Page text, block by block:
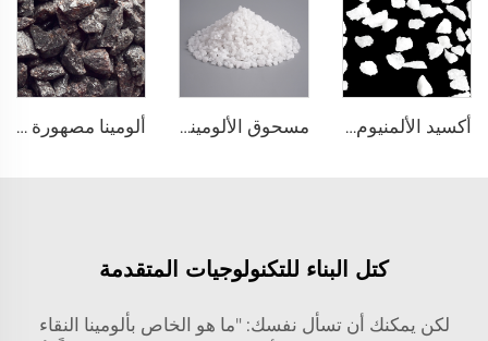
أكسيد الألمنيوم المصهور مسحوق الألومينا المصهور ألومينا مصهورة بنية
كتل البناء للتكنولوجيات المتقدمة
لكن يمكنك أن تسأل نفسك: "ما هو الخاص بألومينا النقاء